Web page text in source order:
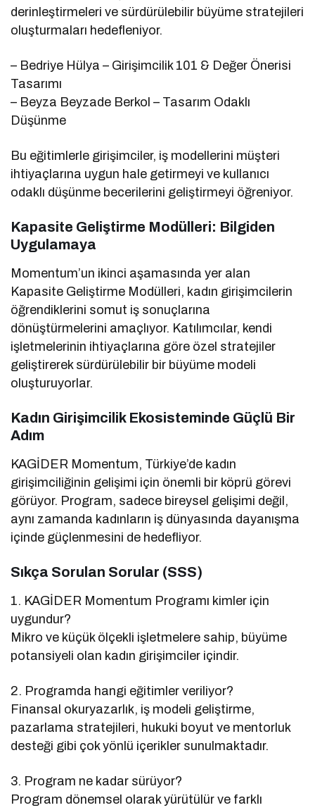
derinleştirmeleri ve sürdürülebilir büyüme stratejileri
oluşturmaları hedefleniyor.
– Bedriye Hülya – Girişimcilik 101 & Değer Önerisi
Tasarımı
– Beyza Beyzade Berkol – Tasarım Odaklı
Düşünme
Bu eğitimlerle girişimciler, iş modellerini müşteri
ihtiyaçlarına uygun hale getirmeyi ve kullanıcı
odaklı düşünme becerilerini geliştirmeyi öğreniyor.
Kapasite Geliştirme Modülleri: Bilgiden
Uygulamaya
Momentum’un ikinci aşamasında yer alan
Kapasite Geliştirme Modülleri, kadın girişimcilerin
öğrendiklerini somut iş sonuçlarına
dönüştürmelerini amaçlıyor. Katılımcılar, kendi
işletmelerinin ihtiyaçlarına göre özel stratejiler
geliştirerek sürdürülebilir bir büyüme modeli
oluşturuyorlar.
Kadın Girişimcilik Ekosisteminde Güçlü Bir
Adım
KAGİDER Momentum, Türkiye’de kadın
girişimciliğinin gelişimi için önemli bir köprü görevi
görüyor. Program, sadece bireysel gelişimi değil,
aynı zamanda kadınların iş dünyasında dayanışma
içinde güçlenmesini de hedefliyor.
Sıkça Sorulan Sorular (SSS)
1. KAGİDER Momentum Programı kimler için
uygundur?
Mikro ve küçük ölçekli işletmelere sahip, büyüme
potansiyeli olan kadın girişimciler içindir.
2. Programda hangi eğitimler veriliyor?
Finansal okuryazarlık, iş modeli geliştirme,
pazarlama stratejileri, hukuki boyut ve mentorluk
desteği gibi çok yönlü içerikler sunulmaktadır.
3. Program ne kadar sürüyor?
Program dönemsel olarak yürütülür ve farklı